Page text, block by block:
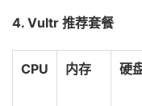
黑
龙
4. Vultr 推荐套餐
CPU 内存 硬